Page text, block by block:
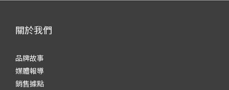
關於我們
品牌故事
媒體報導
銷售據點